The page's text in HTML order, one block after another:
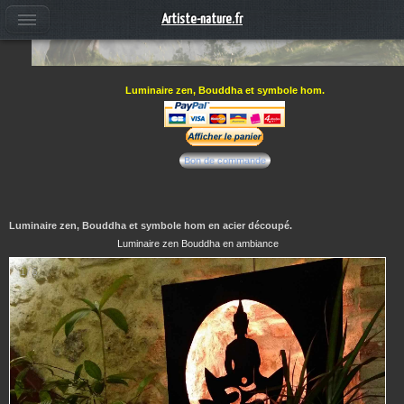
Luminaire zen, Bouddha et symbole hom.
Bon de commande
Luminaire zen, Bouddha et symbole hom en acier découpé.
Luminaire zen Bouddha en ambiance
1 / 6
Artiste-nature.fr